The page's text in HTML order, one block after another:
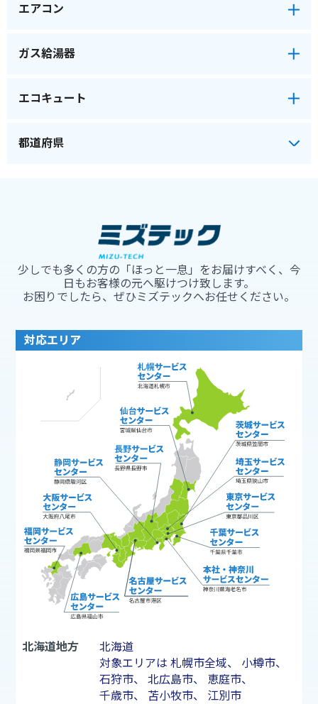
エアコン
ガス給湯器
エコキュート
少しでも多くの方の「ほっと一息」をお届けすべく、今
日もお客様の元へ駆けつけ致します。
お困りでしたら、ぜひミズテックへお任せください。
対応エリア
北海道地方
北海道
対象エリアは 札幌市全域、 小樽市、
石狩市、 北広島市、 恵庭市、
千歳市、 苫小牧市、 江別市